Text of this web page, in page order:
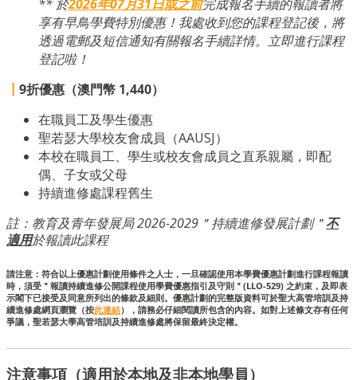
** 於2026年07月31日或之前完成報名手續的報讀者將
享有早鳥學費特別優惠！我處收到您的課程登記後，將
透過電郵及短信通知有關報名手續詳情。立即進行課程
登記啦！
9折優惠（澳門幣 1,440）
在職員工及學生優惠
聖若瑟大學校友會成員（AAUSJ）
本校在職員工、學生或校友會成員之直系親屬，即配
偶、子女或父母
持續進修處課程舊生
註：教育及青年發展局 2026-2029＂持續進修發展計劃＂不
適用於報讀此課程
請注意：符合以上優惠計劃使用條件之人士，一旦確認使用本學費優惠計劃進行課程報讀
時，須受＂報讀持續進修公開課程使用學費優惠指引及守則＂(LLO-529) 之約束，及即表
示閣下已接受及同意所列出的條款及細則。優惠計劃的完整版資料可於聖大高管培訓及持
續進修處網頁瀏覽（按此連結），請務必仔細閱讀所包含的內容。如對上述條文存有任何
爭議，聖若瑟大學高管培訓及持續進修處將保留最終決定權。
注意事項（適用於本地及非本地學員）